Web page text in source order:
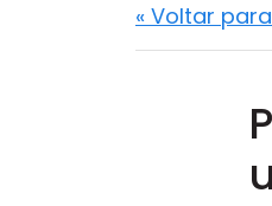
« Voltar